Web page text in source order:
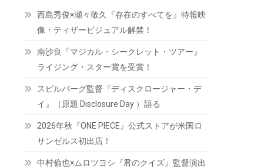
西島秀俊×瀬々敬久『存在のすべてを』特報映
像・ティザービジュアル解禁！
南沙良『マジカル・シークレット・ツアー』
ライジング・スター賞を受賞！
スピルバーグ監督『ディスクロージャー・デ
イ』（原題 Disclosure Day ）語る
2026年秋『ONE PIECE』公式ストアが米国ロ
サンゼルス初出店！
中村倫也×ムロツヨシ『君のクイズ』監督演出